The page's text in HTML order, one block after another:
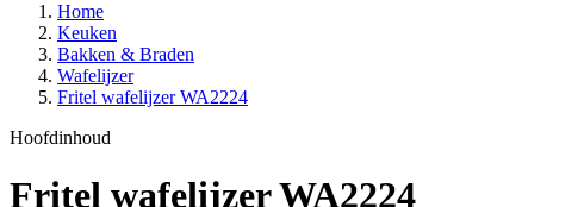
Home
Keuken
Bakken & Braden
Wafelijzer
Fritel wafelijzer WA2224
Hoofdinhoud
Fritel wafelijzer WA2224